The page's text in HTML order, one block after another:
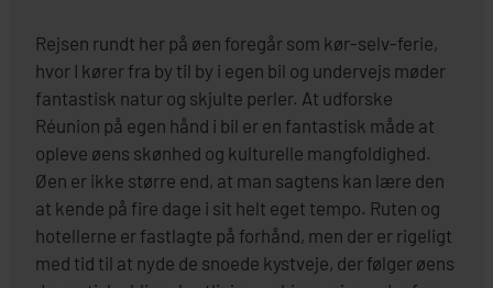
Rejsen rundt her på øen foregår som kør-selv-ferie,
hvor I kører fra by til by i egen bil og undervejs møder
fantastisk natur og skjulte perler. At udforske
Réunion på egen hånd i bil er en fantastisk måde at
opleve øens skønhed og kulturelle mangfoldighed.
Øen er ikke større end, at man sagtens kan lære den
at kende på fire dage i sit helt eget tempo. Ruten og
hotellerne er fastlagte på forhånd, men der er rigeligt
med tid til at nyde de snoede kystveje, der følger øens